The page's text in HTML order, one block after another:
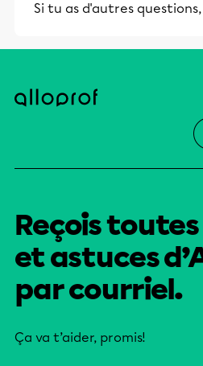
Si tu as d'autres
Reçois
et astuces
par courriel.
Ça va t’aider, promis!